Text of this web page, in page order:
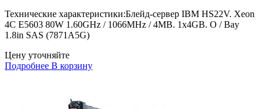
Технические характеристики:Блейд-сервер IBM HS22V. Xeon
4C E5603 80W 1.60GHz / 1066MHz / 4MB. 1x4GB. O / Bay
1.8in SAS (7871A5G)
Цену уточняйте
Подробнее В корзину